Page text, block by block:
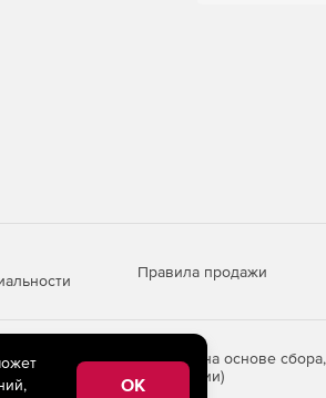
Правила продажи
информации на основе сбора,
Российской Федерации)
OK